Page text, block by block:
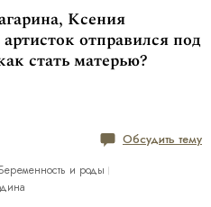
Ксения
отправился под
стать матерью?
Обсудить тему
Беременность и роды